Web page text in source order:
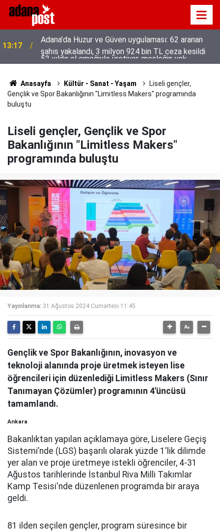
13:01
52 yıldır el emeğiyle üretiyor, mesleğin yok
olmamasına karşı direniyor
Anasayfa Kültür - Sanat - Yaşam
Liseli gençler,
Gençlik ve Spor Bakanlığının "Limitless Makers" programında
buluştu
Liseli gençler, Gençlik ve Spor
Bakanlığının "Limitless Makers"
programında buluştu
Yayınlanma: 31 Ağustos 2024 Cumartesi 11:45
Gençlik ve Spor Bakanlığının, inovasyon ve
teknoloji alanında proje üretmek isteyen lise
öğrencileri için düzenlediği Limitless Makers (Sınır
Tanımayan Çözümler) programının 4'üncüsü
tamamlandı.
Ankara
Bakanlıktan yapılan açıklamaya göre, Liselere Geçiş
Sistemi’nde (LGS) başarılı olarak yüzde 1'lik dilimde
yer alan ve proje üretmeye istekli öğrenciler, 4-31
Ağustos tarihlerinde İstanbul Riva Milli Takımlar
Kamp Tesisi'nde düzenlenen programda bir araya
geldi.
81 ilden seçilen gençler, program süresince bir